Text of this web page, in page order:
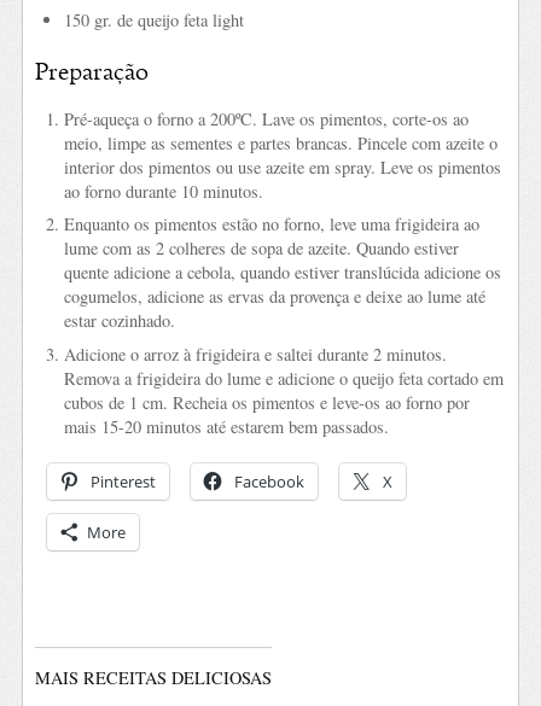
150 gr. de queijo feta light
Preparação
Pré-aqueça o forno a 200ºC. Lave os pimentos, corte-os ao
meio, limpe as sementes e partes brancas. Pincele com azeite o
interior dos pimentos ou use azeite em spray. Leve os pimentos
ao forno durante 10 minutos.
Enquanto os pimentos estão no forno, leve uma frigideira ao
lume com as 2 colheres de sopa de azeite. Quando estiver
quente adicione a cebola, quando estiver translúcida adicione os
cogumelos, adicione as ervas da provença e deixe ao lume até
estar cozinhado.
Adicione o arroz à frigideira e saltei durante 2 minutos.
Remova a frigideira do lume e adicione o queijo feta cortado em
cubos de 1 cm. Recheia os pimentos e leve-os ao forno por
mais 15-20 minutos até estarem bem passados.
Pinterest Facebook X
More
MAIS RECEITAS DELICIOSAS